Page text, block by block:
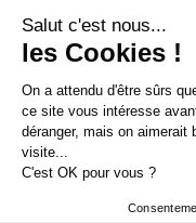
Sur LinkedIn
Sur X
Newsletter
Réacteur
alfie formation